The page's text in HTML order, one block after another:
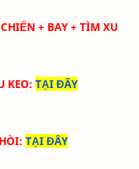
+ BAY + TÌM XU
KEO: TẠI ĐÂY
: TẠI ĐÂY